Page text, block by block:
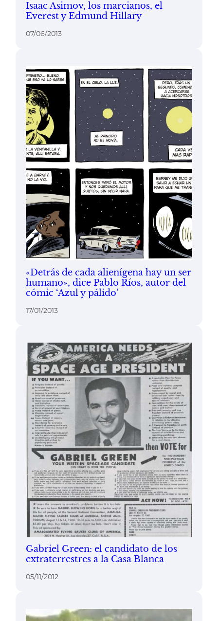
Isaac Asimov, los marcianos, el
Everest y Edmund Hillary
07/06/2013
«Detrás de cada alienígena hay un ser
humano», dice Pablo Ríos, autor del
cómic ‘Azul y pálido’
17/01/2013
Gabriel Green: el candidato de los
extraterrestres a la Casa Blanca
05/11/2012